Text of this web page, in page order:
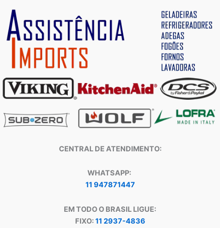
CENTRAL DE ATENDIMENTO:
WHATSAPP:
11 947871447
EM TODO O BRASIL LIGUE:
FIXO:11 2937-4836